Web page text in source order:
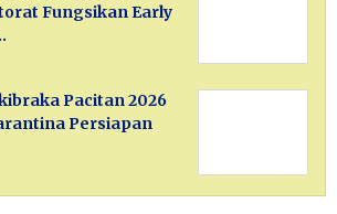
Fungsikan Early
Pacitan 2026
Persiapan